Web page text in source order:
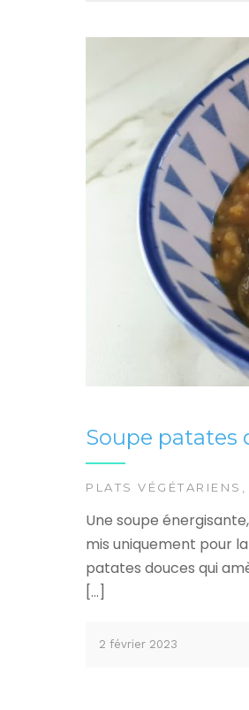
Soupe patates
PLATS VÉGÉTARIENS
Une soupe
mis uniquement pour
patates douces qui
[…]
2 février 2023